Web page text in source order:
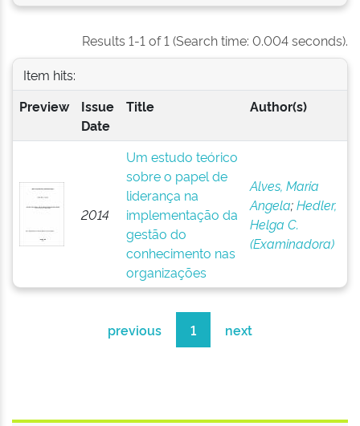
Results 1-1 of 1 (Search time: 0.004 seconds).
Item hits:
Preview
Issue
Date
Title Author(s)
2014
Um estudo teórico
sobre o papel de
liderança na
implementação da
gestão do
conhecimento nas
organizações
Alves, Maria
Angela;Hedler,
Helga C.
(Examinadora)
previous 1 next